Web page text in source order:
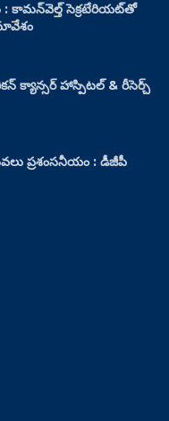
: కామన్‌వెల్త్ సెక్రటేరియట్‌తో
క్యాన్సర్ హాస్పిటల్ & రీసెర్చ్
ప్రశంసనీయం : డీజీపీ